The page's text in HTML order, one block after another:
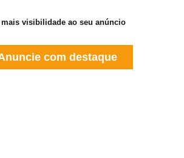
mais visibilidade ao seu anúncio
com destaque